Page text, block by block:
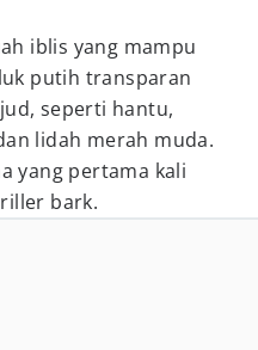
iblis yang mampu
putih transparan
seperti hantu,
lidah merah muda.
yang pertama kali
bark.